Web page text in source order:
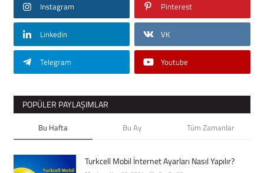
Instagram Pinterest
Linkedin VK
Telegram Youtube
POPÜLER PAYLAŞIMLAR
Bu Hafta Bu Ay Tüm Zamanlar
Turkcell Mobil İnternet Ayarları Nasıl Yapılır?